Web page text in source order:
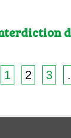
1 2 3